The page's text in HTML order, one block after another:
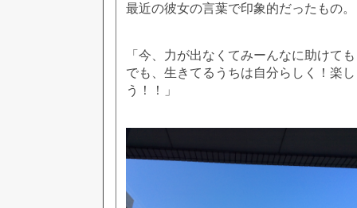
最近の彼女の言葉で印象的だったもの。
「今、力が出なくてみーんなに助けて
でも、生きてるうちは自分らしく！楽
う！！」